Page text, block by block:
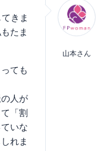
きま
たま
ても
人が
「割
いな
れま
山本さん